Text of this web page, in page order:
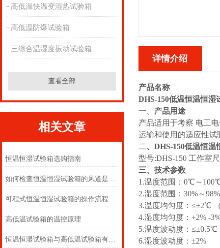
高低温快温变湿热试验箱
高低温防爆试验箱
三综合温湿度振动试验箱
查看全部
相关文章
恒温恒湿试验箱选购指南
如何检查恒温恒湿试验箱的风道是否堵塞？
可程式恒温恒湿试验箱的操作流程和使用规范
高低温试验箱的温控原理
恒温恒湿试验箱与高低温试验箱有什么区别？
详情介绍
产品名称
DHS-150低温恒温恒湿
一、 产品用途
产品适用于考察 电工
运输和使用的适应性试
二、 DHS-150低温恒温
型号:DHS-150 工作室
三、技术参数
1.温度范围：0℃～
2.湿度范围：30%～
3.温度均匀度：≤±2℃
4.湿度均匀度：+2% -
5.温度波动度：≤±0.5℃
6.湿度波动度：±2%